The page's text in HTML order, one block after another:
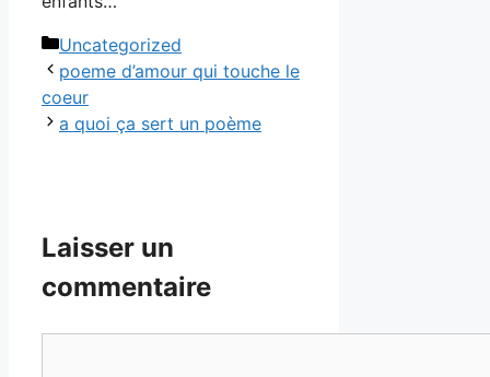
Catégories
Uncategorized
poeme d’amour qui touche le
coeur
a quoi ça sert un poème
Laisser un
commentaire